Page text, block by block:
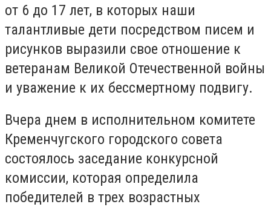
от 6 до 17 лет, в которых наши
талантливые дети посредством писем и
рисунков выразили свое отношение к
ветеранам Великой Отечественной войны
и уважение к их бессмертному подвигу.
Вчера днем в исполнительном комитете
Кременчугского городского совета
состоялось заседание конкурсной
комиссии, которая определила
победителей в трех возрастных